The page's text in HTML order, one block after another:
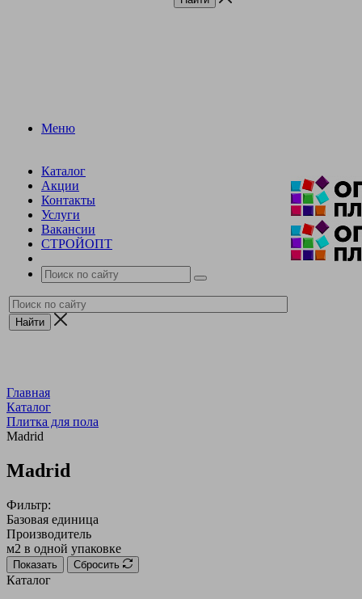
Меню
Каталог
Акции
Контакты
Услуги
Вакансии
СТРОЙОПТ
Главная
Каталог
Плитка для пола
Madrid
Madrid
Фильтр:
Базовая единица
Производитель
м2 в одной упаковке
Показать Сбросить
Каталог